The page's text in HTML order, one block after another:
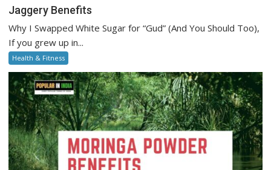
Jaggery Benefits
Why I Swapped White Sugar for “Gud” (And You Should Too),
If you grew up in...
Health & Fitness